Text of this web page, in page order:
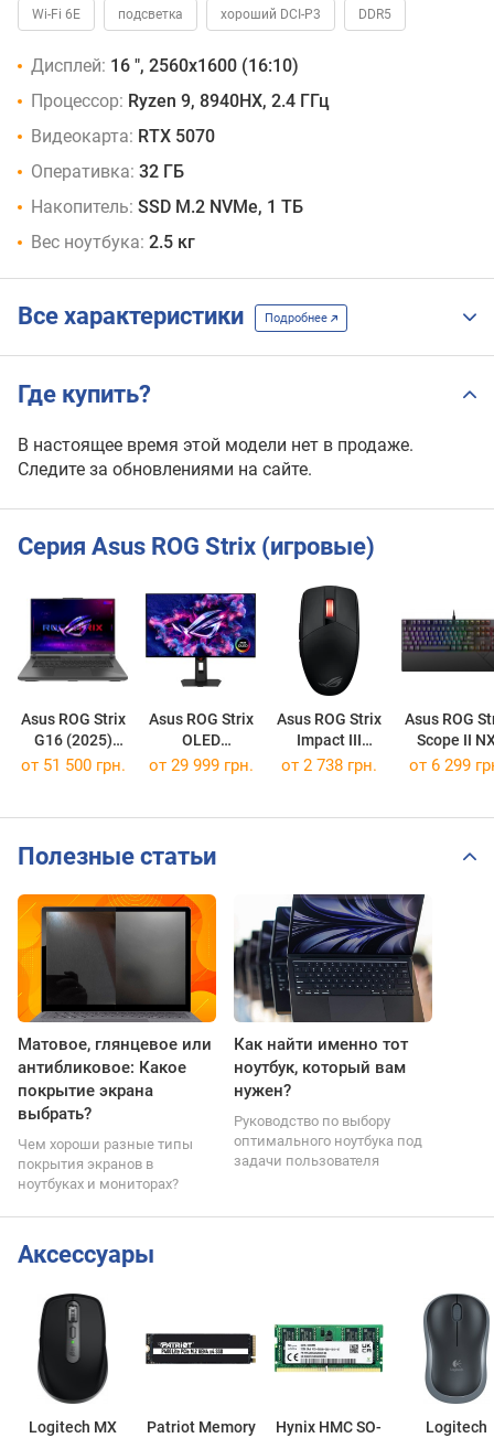
Wi-Fi 6E подсветка хороший DCI-P3 DDR5
Дисплей: 16 ", 2560x1600 (16:10)
Процессор: Ryzen 9, 8940HX, 2.4 ГГц
Видеокарта: RTX 5070
Оперативка: 32 ГБ
Накопитель: SSD M.2 NVMe, 1 ТБ
Вес ноутбука: 2.5 кг
Все характеристики Подробнее
Где купить?
В настоящее время этой модели нет в продаже.
Следите за обновлениями на сайте.
Серия Asus ROG Strix (игровые)
Asus ROG Strix
G16 (2025)
G614FM
Asus ROG Strix
OLED
XG27AQWMG
Asus ROG Strix
Impact III
Wireless
Asus ROG
Scope II
Snow
от 51 500 грн. от 29 999 грн. от 2 738 грн. от 6 299
Полезные статьи
Матовое, глянцевое или
антибликовое: Какое
покрытие экрана
выбрать?
Чем хороши разные типы
покрытия экранов в
ноутбуках и мониторах?
Как найти именно тот
ноутбук, который вам
нужен?
Руководство по выбору
оптимального ноутбука под
задачи пользователя
Аксессуары
Logitech MX
Patriot Memory
Hynix HMC SO-
Logitech